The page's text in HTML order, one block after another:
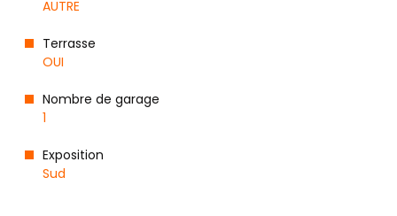
AUTRE
Terrasse
OUI
Nombre de garage
1
Exposition
Sud